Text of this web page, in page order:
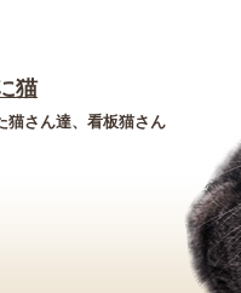
猫
猫さん達、看板猫さん